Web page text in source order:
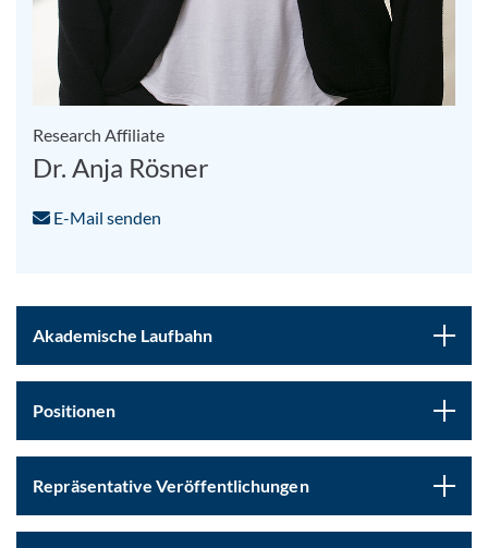
Research Affiliate
Dr. Anja Rösner
E-Mail senden
Akademische Laufbahn
Positionen
Repräsentative Veröffentlichungen